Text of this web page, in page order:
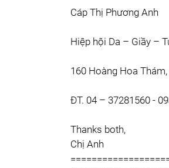
Cáp Thị Phương Anh
Hiệp hội Da – Giầy –
160 Hoàng Hoa
ĐT. 04 – 37281560 -
Thanks both,
Chị Anh